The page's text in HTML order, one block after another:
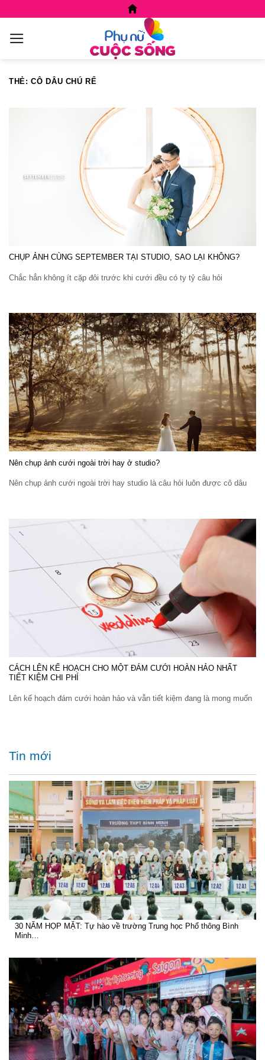
content
THẺ:CÔ DÂU CHÚ RỂ
CHỤP ẢNH CÙNG SEPTEMBER TẠI STUDIO, SAO LẠI KHÔNG?
Chắc hẳn không ít cặp đôi trước khi cưới đều có ty tỷ câu hỏi
Nên chụp ảnh cưới ngoài trời hay ở studio?
Nên chụp ảnh cưới ngoài trời hay studio là câu hỏi luôn được cô dâu
CÁCH LÊN KẾ HOẠCH CHO MỘT ĐÁM CƯỚI HOÀN HẢO NHẤT
TIẾT KIỆM CHI PHÍ
Lên kế hoạch đám cưới hoàn hảo và vẫn tiết kiệm đang là mong muốn
Tin mới
30 NĂM HỌP MẶT: Tự hào về trường Trung học Phổ thông Bình
Minh…